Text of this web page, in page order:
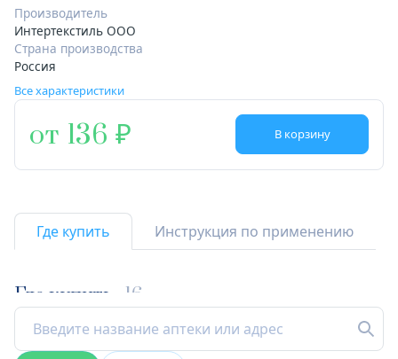
Производитель
Интертекстиль ООО
Страна производства
Россия
Все характеристики
от 136 В корзину
Где купить Инструкция по применению
Где купить 16